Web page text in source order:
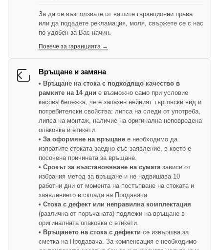
За да се възползвате от вашите гаранционни права
или да подадете рекламация, моля, свържете се с нас
по удобен за Вас начин.
Повече за гаранцията →
Връщане и замяна
• Връщане на стока с подходящо качество в
рамките на 14 дни е възможно само при условие
касова бележка, че е запазен нейният търговски вид и
потребителски свойства: липса на следи от употреба,
липса на монтаж, наличие на оригинална неповредена
опаковка и етикети.
• За оформяне на връщане е необходимо да
изпратите стоката заедно със заявление, в което е
посочена причината за връщане.
• Срокът за възстановяване на сумата зависи от
избрания метод за връщане и не надвишава 10
работни дни от момента на постъпване на стоката и
заявлението в склада на Продавача.
• Стока с дефект или неправилна комплектация
(различна от поръчаната) подлежи на връщане в
оригиналната опаковка с етикети.
• Връщането на стока с дефекти се извършва за
сметка на Продавача. За компенсация е необходимо